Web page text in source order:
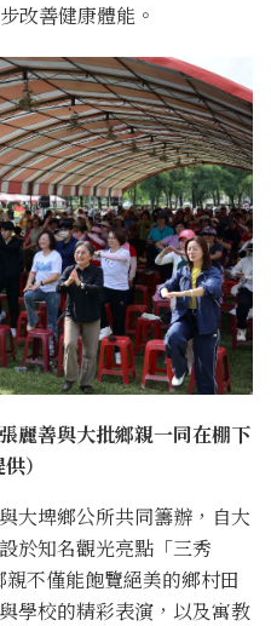
改善健康體能。
麗善與大批鄉親一同在棚下
）
大埤鄉公所共同籌辦，自大
於知名觀光亮點「三秀
不僅能飽覽絕美的鄉村田
學校的精彩表演，以及寓教